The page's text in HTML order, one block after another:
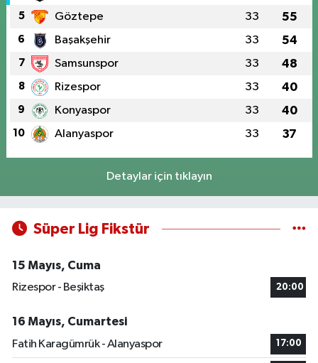
5 Göztepe 33 55
6 Başakşehir 33 54
7 Samsunspor 33 48
8 Rizespor 33 40
9 Konyaspor 33 40
10 Alanyaspor 33 37
Detaylar için tıklayın
Süper Lig Fikstür
15 Mayıs, Cuma
Rizespor - Beşiktaş
20:00
16 Mayıs, Cumartesi
Fatih Karagümrük - Alanyaspor
17:00